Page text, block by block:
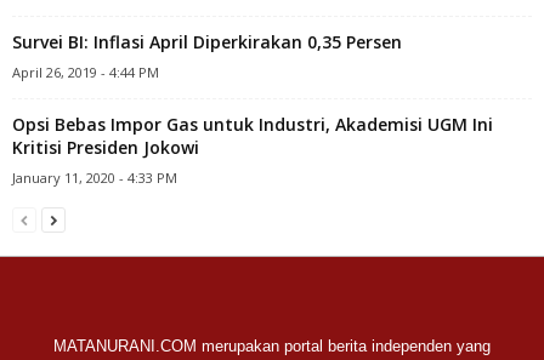
Survei BI: Inflasi April Diperkirakan 0,35 Persen
April 26, 2019 - 4:44 PM
Opsi Bebas Impor Gas untuk Industri, Akademisi UGM Ini
Kritisi Presiden Jokowi
January 11, 2020 - 4:33 PM
MATANURANI.COM merupakan portal berita independen yang